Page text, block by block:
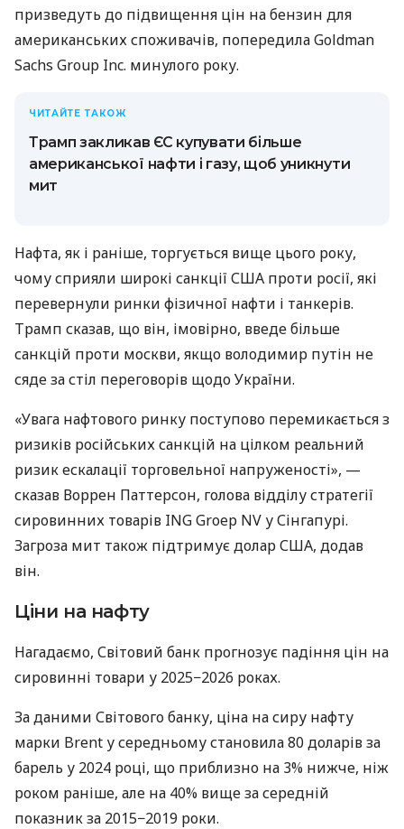
призведуть до підвищення цін на бензин для
американських споживачів, попередила Goldman
Sachs Group Inc. минулого року.
ЧИТАЙТЕ ТАКОЖ
Трамп закликав ЄС купувати більше
американської нафти і газу, щоб уникнути
мит
Нафта, як і раніше, торгується вище цього року,
чому сприяли широкі санкції США проти росії, які
перевернули ринки фізичної нафти і танкерів.
Трамп сказав, що він, імовірно, введе більше
санкцій проти москви, якщо володимир путін не
сяде за стіл переговорів щодо України.
«Увага нафтового ринку поступово перемикається з
ризиків російських санкцій на цілком реальний
ризик ескалації торговельної напруженості», —
сказав Воррен Паттерсон, голова відділу стратегії
сировинних товарів ING Groep NV у Сінгапурі.
Загроза мит також підтримує долар США, додав
він.
Ціни на нафту
Нагадаємо, Світовий банк прогнозує падіння цін на
сировинні товари у 2025−2026 роках.
За даними Світового банку, ціна на сиру нафту
марки Brent у середньому становила 80 доларів за
барель у 2024 році, що приблизно на 3% нижче, ніж
роком раніше, але на 40% вище за середній
показник за 2015−2019 роки.